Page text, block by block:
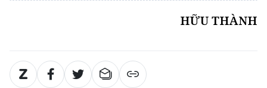
HỮU THÀNH